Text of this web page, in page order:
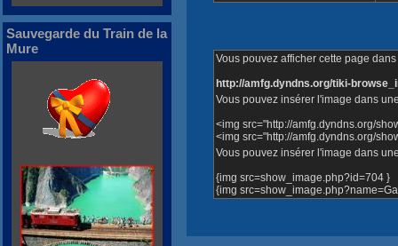
Vous pouvez afficher cette page
http://amfg.dyndns.org/tiki-
Vous pouvez insérer l'image dans
<img src="http://amfg.dyndns.org/
<img src="http://amfg.dyndns.org/
Vous pouvez insérer l'image dans
{img src=show_image.php?id=704 }
{img
Sauvegarde du Train de la
Mure